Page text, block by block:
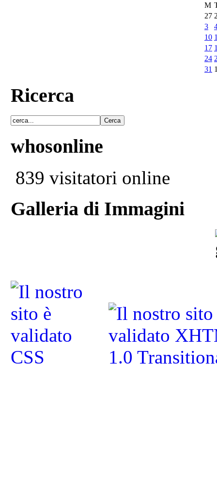
M
27
3
10
17
24
31
Ricerca
whosonline
839 visitatori online
Galleria di Immagini